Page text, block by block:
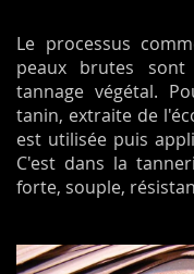
Le processus
peaux brutes
tannage végétal.
tanin, extraite de
est utilisée puis
C'est dans la
forte, souple,